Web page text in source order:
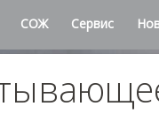
СОЖ Сервис